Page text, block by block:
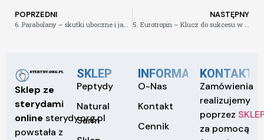
POPRZEDNI NASTĘPNY
Sklep ze
sterydami
online sterydy.org.pl
powstała z
SKLEP
Peptydy
Natural
Sarm
INFORMACJE
O-Nas
Kontakt
Cennik
KONTAKT
Zamówienia
realizujemy
poprzez
za pomocą